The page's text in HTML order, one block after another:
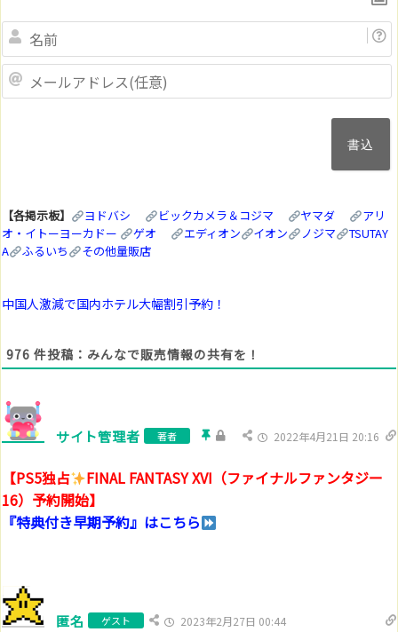
Name
ス
(任
意)
【各掲示板】 ヨドバシ ビックカメラ＆コジマ ヤマダ
アリ
オ・イトーヨーカドー
ゲオ エディオン イオン ノジマ
TSUTAY
A
ふるいち その他量販店
中国人激減で国内ホテル大幅割引予約！
976 件投稿：みんなで販売情報の共有を！
サイト管理者 著者 2022年4月21日 20:16
【PS5独占
FINAL FANTASY XVI（ファイナルファンタジー
16）予約開始】
『特典付き早期予約』はこちら
匿名 ゲスト 2023年2月27日 00:44